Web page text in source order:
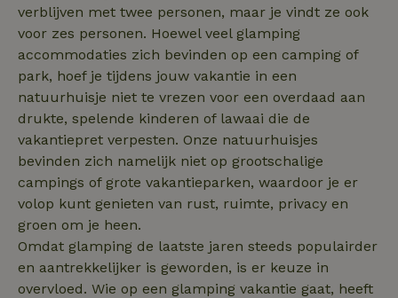
verblijven met twee personen, maar je vindt ze ook
voor zes personen. Hoewel veel glamping
accommodaties zich bevinden op een camping of
park, hoef je tijdens jouw vakantie in een
natuurhuisje niet te vrezen voor een overdaad aan
drukte, spelende kinderen of lawaai die de
vakantiepret verpesten. Onze natuurhuisjes
bevinden zich namelijk niet op grootschalige
campings of grote vakantieparken, waardoor je er
volop kunt genieten van rust, ruimte, privacy en
groen om je heen.
Omdat glamping de laatste jaren steeds populairder
en aantrekkelijker is geworden, is er keuze in
overvloed. Wie op een glamping vakantie gaat, heeft
Cookie-
sqzl_session_id .natuurhuisje.nl
29 minuten
Dit
_pinterest_ct_ua
tot
Google
Privacy Policy